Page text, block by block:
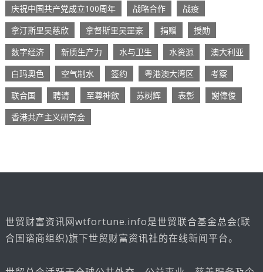
庆祝中国共产党成立100周年
战略合作
战疫
拿汀斯里吴慈欣
拿督斯里吴罡豪 捐赠
授勋
数字经济
新质生产力 水与卫生 水资源
澳大利亚
白玛奧色
空气制水 签约 粤港澳大湾区
考察
联合国
聘请 至尊神飲 苏树辉 表彰
謝偉俊
香港共产主义研究会
世贸财富资讯网wtfortune.info是世贸联合基金总会(联
合国谘商组织)旗下世贸财富资讯社的在线新闻平台。